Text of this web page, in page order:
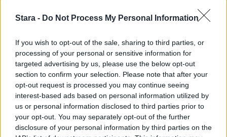
Stara - Do Not Process My Personal Information
If you wish to opt-out of the sale, sharing to third parties, or
processing of your personal or sensitive information for
targeted advertising by us, please use the below opt-out
section to confirm your selection. Please note that after your
opt-out request is processed you may continue seeing
interest-based ads based on personal information utilized by
us or personal information disclosed to third parties prior to
your opt-out. You may separately opt-out of the further
disclosure of your personal information by third parties on the
lähteeksi klikkaamalla tästäja ruksittamalla
laatikon. Voit myös lukea lisää tähän artikkeliin
liittyvistä teemoista ja aiheista, kutenkoira
laajemmin samasta aihealueestaKoti &
Asuminen-osioistamme.
Ilmoita virheestä·Tietoa meistä·Toimitusperiaatteet